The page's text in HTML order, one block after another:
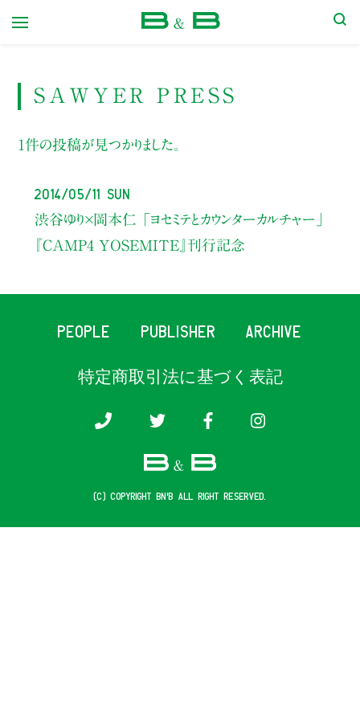
SAWYER PRESS
1件の投稿が見つかりました。
2014/05/11 Sun
渋谷ゆり×岡本仁 「ヨセミテとカウンターカルチャー」
『CAMP4 YOSEMITE』刊行記念
PEOPLE PUBLISHER ARCHIVE
特定商取引法に基づく表記
(c) COPYRIGHT B&B ALL RIGHT RESERVED.